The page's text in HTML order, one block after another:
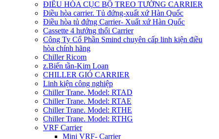
ĐIỀU HÒA CỤC BỘ TREO TƯỜNG CARRIER
Điều hòa carrier. Tủ đứng-xuất xứ Hàn Quốc
Điều hòa tủ đứng Carrier- Xuất xứ Hàn Quốc
Cassette 4 hướng thổi Carrier
Công Ty Cổ Phần Smind chuyên cấp linh kiện điều
hòa chính hãng
Chiller Ricom
z.Biến tần-Kim Loan
CHILLER GIÓ CARRIER
Linh kiện công nghiệp
Chiller Trane. Model: RTAD
Chiller Trane. Model: RTAE
Chiller Trane. Model: RTHE
Chiller Trane. Model: RTHG
VRF Carrier
Mini VRF- Carrier